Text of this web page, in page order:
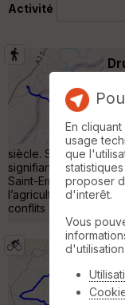
Activité
🇫🇷
siècle. Son nom
signifiant « village »
Saint-Empire romain
l’agriculture et à sa
conflits Située en
En
usage
que
proposer
d'interêt.
Vous